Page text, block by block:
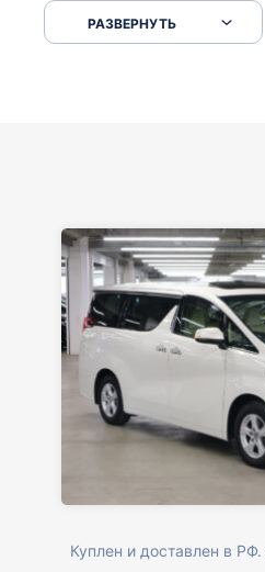
РАЗВЕРНУТЬ
Куплен и доставлен в